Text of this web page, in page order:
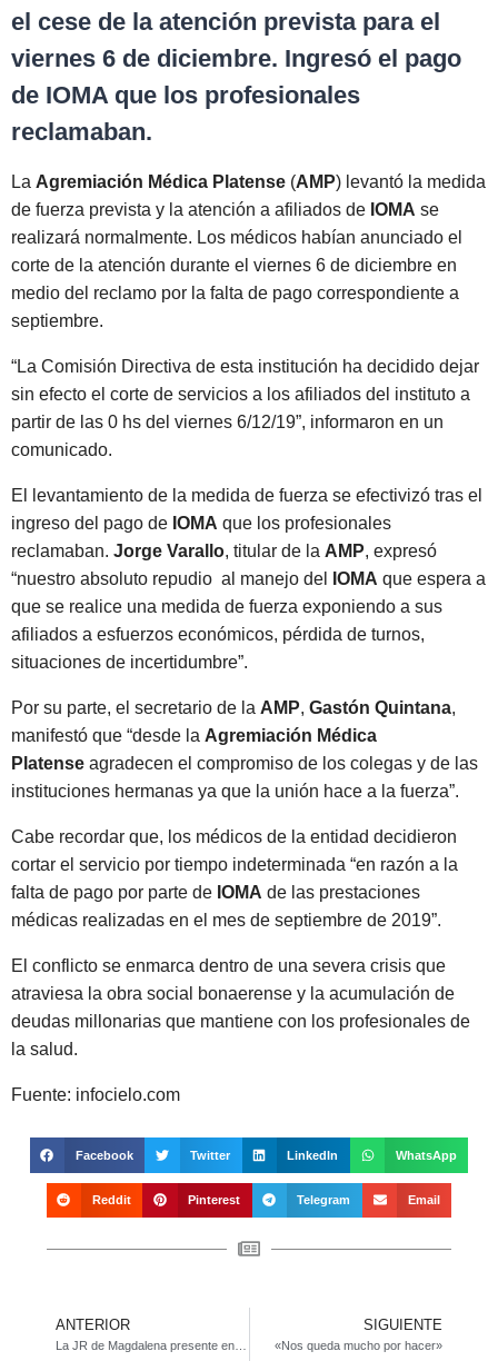
el cese de la atención prevista para el
viernes 6 de diciembre. Ingresó el pago
de IOMA que los profesionales
reclamaban.
La Agremiación Médica Platense (AMP) levantó la medida
de fuerza prevista y la atención a afiliados de IOMA se
realizará normalmente. Los médicos habían anunciado el
corte de la atención durante el viernes 6 de diciembre en
medio del reclamo por la falta de pago correspondiente a
septiembre.
“La Comisión Directiva de esta institución ha decidido dejar
sin efecto el corte de servicios a los afiliados del instituto a
partir de las 0 hs del viernes 6/12/19”, informaron en un
comunicado.
El levantamiento de la medida de fuerza se efectivizó tras el
ingreso del pago de IOMA que los profesionales
reclamaban. Jorge Varallo, titular de la AMP, expresó
“nuestro absoluto repudio al manejo del
IOMA que espera a
que se realice una medida de fuerza exponiendo a sus
afiliados a esfuerzos económicos, pérdida de turnos,
situaciones de incertidumbre”.
Por su parte, el secretario de la AMP, Gastón Quintana,
manifestó que “desde la Agremiación Médica
Platense agradecen el compromiso de los colegas y de las
instituciones hermanas ya que la unión hace a la fuerza”.
Cabe recordar que, los médicos de la entidad decidieron
cortar el servicio por tiempo indeterminada “en razón a la
falta de pago por parte de IOMA de las prestaciones
médicas realizadas en el mes de septiembre de 2019”.
El conflicto se enmarca dentro de una severa crisis que
atraviesa la obra social bonaerense y la acumulación de
deudas millonarias que mantiene con los profesionales de
la salud.
Fuente: infocielo.com
Facebook Twitter LinkedIn WhatsApp
Reddit Pinterest Telegram Email
ANTERIOR SIGUIENTE
«Nos queda mucho por hacer»